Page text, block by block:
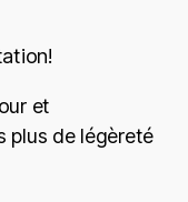
et
plus de légèreté